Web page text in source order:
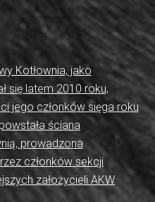
Kotłownia, jako
się latem 2010 roku,
jego członków sięga roku
ściana
prowadzona
członków sekcji
założycieli AKW